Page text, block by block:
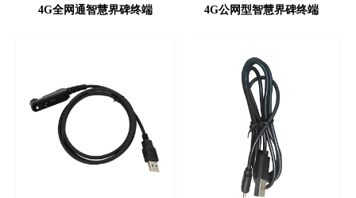
4G全网通智慧界碑终端
4G公网型智慧界碑终端